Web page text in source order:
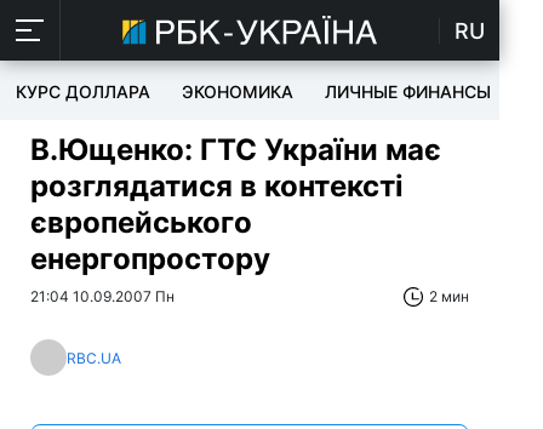
RU
КУРС ДОЛЛАРА ЭКОНОМИКА ЛИЧНЫЕ ФИНАНСЫ
В.Ющенко: ГТС України має
розглядатися в контексті
європейського
енергопростору
21:04 10.09.2007 Пн 2 мин
RBC.UA